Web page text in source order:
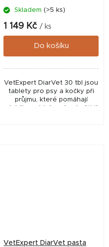
Skladem (>5 ks)
1 149 Kč / ks
Do košíku
VetExpert DiarVet 30 tbl jsou
tablety pro psy a kočky při
průjmu, které pomáhají
VetExpert DiarVet pasta